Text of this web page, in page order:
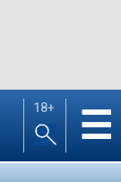
18+ ☰